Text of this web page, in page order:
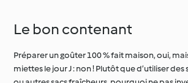
Le bon contenant
Préparer un goûter 100 % fait maison, oui,
miettes le jour J : non ! Plutôt que d’utiliser